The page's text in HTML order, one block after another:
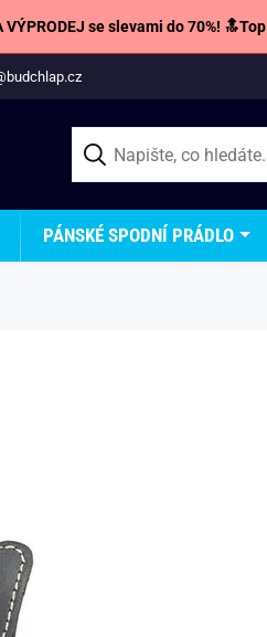
VÝPRODEJ se slevami do 70%!
PÁNSKÉ SPODNÍ PRÁDLO